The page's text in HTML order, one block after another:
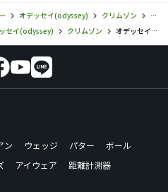
オデッセイ(odyssey) クリムゾン
オデ
セイ(odyssey) クリムゾン オデッセイ／クリムゾン／クリムゾン 660の口コミ評価
ン ウェッジ パター
ボール
アイウェア
距離計測器